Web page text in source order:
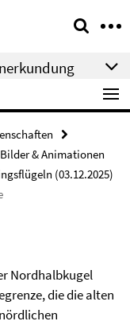
& Animationen
(03.12.2025)
Nordhalbkugel
die die alten